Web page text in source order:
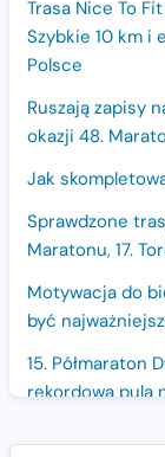
Trasa Nice To
Szybkie 10 km i
Polsce
Ruszają zapisy
okazji 48.
Jak
Sprawdzone
Maratonu, 17.
Motywacja do
być
15. Półmaraton
rekordową pulą